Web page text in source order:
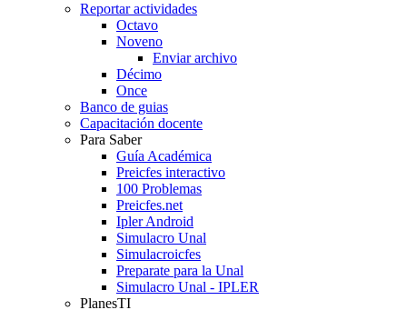
Reportar actividades
Octavo
Noveno
Enviar archivo
Décimo
Once
Banco de guias
Capacitación docente
Para Saber
Guía Académica
Preicfes interactivo
100 Problemas
Preicfes.net
Ipler Android
Simulacro Unal
Simulacroicfes
Preparate para la Unal
Simulacro Unal - IPLER
PlanesTI